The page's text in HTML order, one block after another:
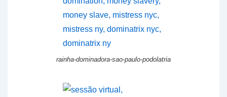
rainha-dominadora-sao-paulo-podolatria